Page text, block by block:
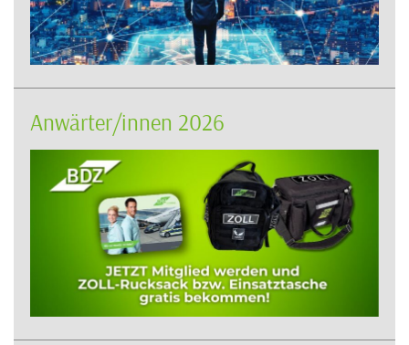
Anwärter/innen 2026